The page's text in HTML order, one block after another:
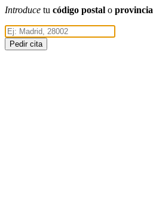
Introduce tu código postal o provincia
Pedir cita